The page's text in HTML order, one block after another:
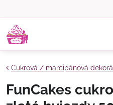
Cukrová / marcipánová
FunCakes